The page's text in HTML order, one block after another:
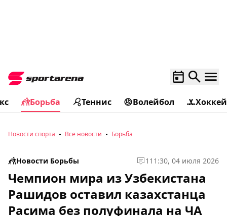
Борьба Теннис Волейбол Хоккей
Новости спорта Все новости Борьба
Новости Борьбы 1 11:30, 04 июля 2026
Чемпион мира из Узбекистана
Рашидов оставил казахстанца
Расима без полуфинала на ЧА